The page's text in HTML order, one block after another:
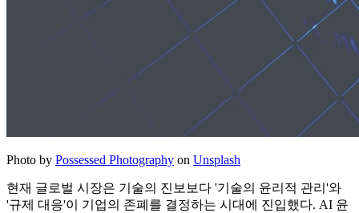
Photo by Possessed Photography on Unsplash
현재 글로벌 시장은 기술의 진보보다 '기술의 윤리적 관리'와
'규제 대응'이 기업의 존폐를 결정하는 시대에 진입했다. AI 윤